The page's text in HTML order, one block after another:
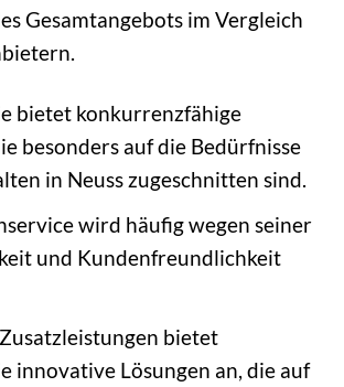
Gesamtangebots im Vergleich
bietet konkurrenzfähige
besonders auf die Bedürfnisse
in Neuss zugeschnitten sind.
wird häufig wegen seiner
und Kundenfreundlichkeit
bietet
innovative Lösungen an, die auf